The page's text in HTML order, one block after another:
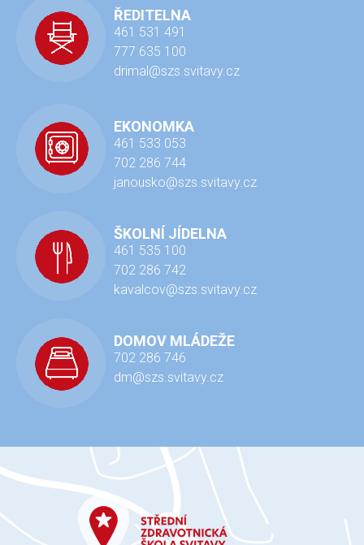
ŘEDITELNA
461 531 491
777 635 100
drimal@szs.svitavy.cz
EKONOMKA
461 533 053
702 286 744
janousko@szs.svitavy.cz
ŠKOLNÍ JÍDELNA
461 535 100
702 286 742
kavalcov@szs.svitavy.cz
DOMOV MLÁDEŽE
702 286 746
dm@szs.svitavy.cz